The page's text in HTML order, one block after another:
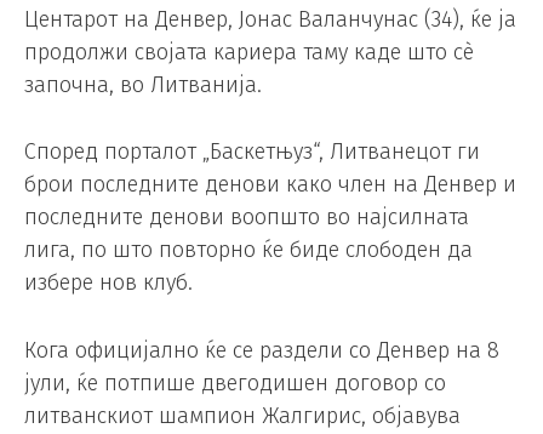
Центарот на Денвер, Јонас Валанчунас (34), ќе ја
продолжи својата кариера таму каде што сè
започна, во Литванија.
Според порталот „Баскетњуз“, Литванецот ги
брои последните денови како член на Денвер и
последните денови воопшто во најсилната
лига, по што повторно ќе биде слободен да
избере нов клуб.
Кога официјално ќе се раздели со Денвер на 8
јули, ќе потпише двегодишен договор со
литванскиот шампион Жалгирис, објавува